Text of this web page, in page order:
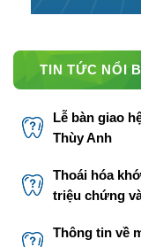
TIN TỨC NỔI
Lễ bàn giao
Thùy Anh
Thoái hóa
triệu chứng
Thông tin về